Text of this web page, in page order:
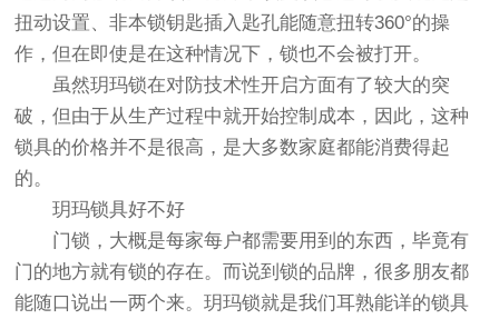
扭动设置、非本锁钥匙插入匙孔能随意扭转360°的操
作，但在即使是在这种情况下，锁也不会被打开。
虽然玥玛锁在对防技术性开启方面有了较大的突
破，但由于从生产过程中就开始控制成本，因此，这种
锁具的价格并不是很高，是大多数家庭都能消费得起
的。
玥玛锁具好不好
门锁，大概是每家每户都需要用到的东西，毕竟有
门的地方就有锁的存在。而说到锁的品牌，很多朋友都
能随口说出一两个来。玥玛锁就是我们耳熟能详的锁具